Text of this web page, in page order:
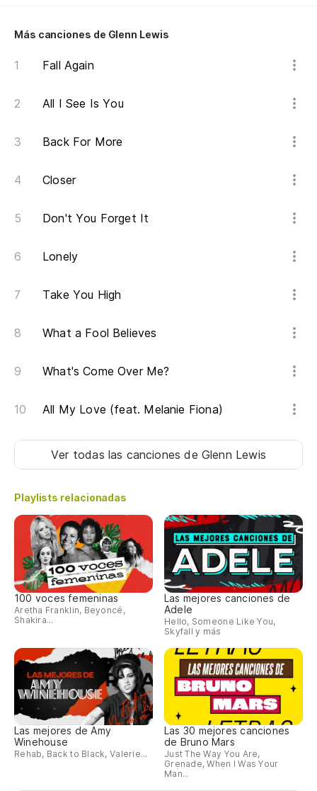
Más canciones de Glenn Lewis
Fall Again
All I See Is You
Back For More
Closer
Don't You Forget It
Lonely
Take You High
What a Fool Believes
What's Come Over Me?
All My Love (feat. Melanie Fiona)
Ver todas las cancionesde Glenn Lewis
Playlists relacionadas
100 voces femeninas
Aretha Franklin, Beyoncé,
Shakira...
Las mejores canciones de
Adele
Hello, Someone Like You,
Skyfall y más
Las mejores de Amy
Winehouse
Rehab, Back to Black, Valerie...
Las 30 mejores canciones
de Bruno Mars
Just The Way You Are,
Grenade, When I Was Your
Man...